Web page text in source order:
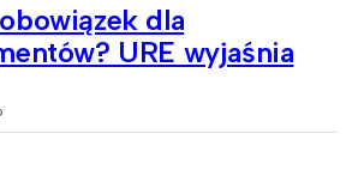
dla
URE wyjaśnia